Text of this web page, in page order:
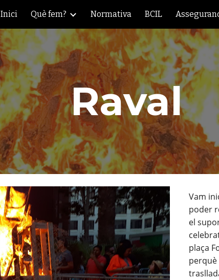
Skip to main content Skip to
Inici Què fem? Normativa BCIL
Raval
Vam
poder
el
plaça
perquè